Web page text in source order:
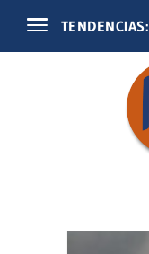
TENDENCIAS: